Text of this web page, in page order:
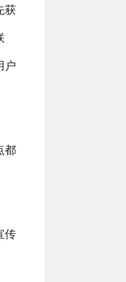
获
户
都
传